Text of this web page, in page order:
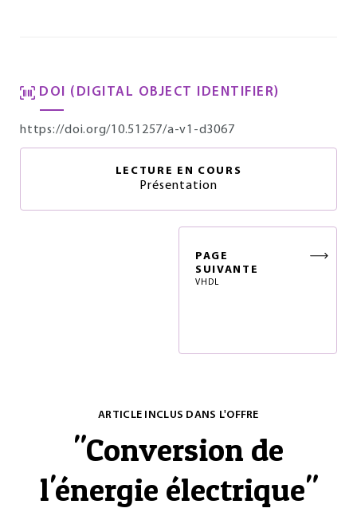
DOI (DIGITAL OBJECT IDENTIFIER)
https://doi.org/10.51257/a-v1-d3067
LECTURE EN COURS
Présentation
PAGE
SUIVANTE
VHDL
ARTICLE INCLUS DANS L'OFFRE
"Conversion de
l'énergie électrique"